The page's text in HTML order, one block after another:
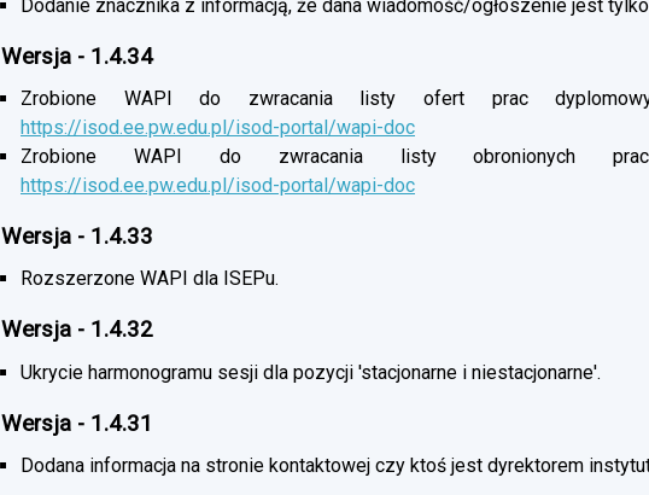
Dodanie znacznika z informacją, że dana wiadomość/ogłoszenie jest
Wersja - 1.4.34
Zrobione WAPI do zwracania listy ofert prac
https://isod.ee.pw.edu.pl/isod-portal/wapi-doc
Zrobione WAPI do zwracania listy obronionych prac
https://isod.ee.pw.edu.pl/isod-portal/wapi-doc
Wersja - 1.4.33
Rozszerzone WAPI dla ISEPu.
Wersja - 1.4.32
Ukrycie harmonogramu sesji dla pozycji 'stacjonarne i niestacjonarne'.
Wersja - 1.4.31
Dodana informacja na stronie kontaktowej czy ktoś jest dyrektorem